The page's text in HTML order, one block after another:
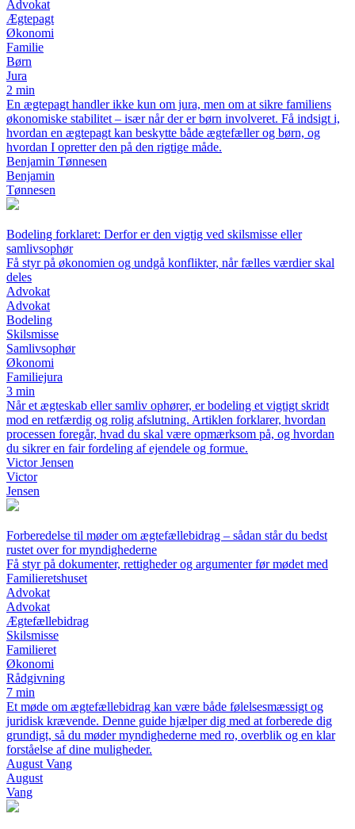
Advokat
Ægtepagt
Økonomi
Familie
Børn
Jura
2 min
En ægtepagt handler ikke kun om jura, men om at sikre familiens
økonomiske stabilitet – især når der er børn involveret. Få indsigt i,
hvordan en ægtepagt kan beskytte både ægtefæller og børn, og
hvordan I opretter den på den rigtige måde.
Benjamin Tønnesen
Benjamin
Tønnesen
Bodeling forklaret: Derfor er den vigtig ved skilsmisse eller
samlivsophør
Få styr på økonomien og undgå konflikter, når fælles værdier skal
deles
Advokat
Advokat
Bodeling
Skilsmisse
Samlivsophør
Økonomi
Familiejura
3 min
Når et ægteskab eller samliv ophører, er bodeling et vigtigt skridt
mod en retfærdig og rolig afslutning. Artiklen forklarer, hvordan
processen foregår, hvad du skal være opmærksom på, og hvordan
du sikrer en fair fordeling af ejendele og formue.
Victor Jensen
Victor
Jensen
Forberedelse til møder om ægtefællebidrag – sådan står du bedst
rustet over for myndighederne
Få styr på dokumenter, rettigheder og argumenter før mødet med
Familieretshuset
Advokat
Advokat
Ægtefællebidrag
Skilsmisse
Familieret
Økonomi
Rådgivning
7 min
Et møde om ægtefællebidrag kan være både følelsesmæssigt og
juridisk krævende. Denne guide hjælper dig med at forberede dig
grundigt, så du møder myndighederne med ro, overblik og en klar
forståelse af dine muligheder.
August Vang
August
Vang